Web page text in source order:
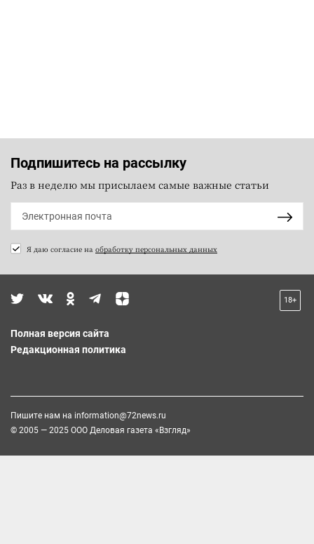
Подпишитесь на рассылку
Раз в неделю мы присылаем самые важные статьи
Я даю согласие на обработку персональных данных
18+
Полная версия сайта
Редакционная политика
Пишите нам на information@72news.ru
© 2005 — 2025 ООО Деловая газета «Взгляд»